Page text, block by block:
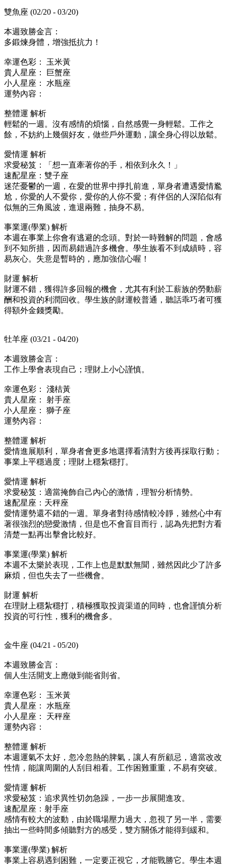
雙魚座 (02/20 - 03/20)
本週致勝金言：
多鍛煉身體，增強抵抗力！
幸運色彩： 玉米黃
貴人星座： 巨蟹座
小人星座： 水瓶座
運勢內容：
整體運 解析
輕鬆的一週。沒有感情的煩惱，自然感覺一身輕鬆。工作之
餘，不妨約上幾個好友，做些戶外運動，讓全身心得以放鬆。
愛情運 解析
求愛秘笈：「想一直牽著你的手，相依到永久！」
速配星座：雙子座
迷茫憂鬱的一週，在愛的世界中掙扎前進，單身者遭遇愛情尷
尬，你愛的人不愛你，愛你的人你不愛；有伴侶的人深陷似有
似無的三角風波，進退兩難，抽身不易。
事業運(學業) 解析
本週在事業上你會有逃避的念頭。對於一時難解的問題，會感
到不知所措，因而易錯過許多機會。學生族看不到成績時，容
易灰心。失意是暫時的，應加強信心喔！
財運 解析
財運不錯，獲得許多回報的機會，尤其有利於工薪族的勞動薪
酬和投資的利潤回收。學生族的財運較普通，聽話乖巧者可獲
得額外金錢獎勵。
牡羊座 (03/21 - 04/20)
本週致勝金言：
工作上學會表現自己；理財上小心謹慎。
幸運色彩： 淺桔黃
貴人星座： 射手座
小人星座： 獅子座
運勢內容：
整體運 解析
愛情進展順利，單身者會更多地選擇看清對方後再採取行動；
事業上平穩過度；理財上穩紮穩打。
愛情運 解析
求愛秘笈：適當掩飾自己內心的激情，理智分析情勢。
速配星座：天秤座
愛情運勢還不錯的一週。單身者對待感情較冷靜，雖然心中有
著很強烈的戀愛激情，但是也不會盲目而行，認為先把對方看
清楚一點再出擊會比較好。
事業運(學業) 解析
本週不太樂於表現，工作上也是默默無聞，雖然因此少了許多
麻煩，但也失去了一些機會。
財運 解析
在理財上穩紮穩打，積極獲取投資渠道的同時，也會謹慎分析
投資的可行性，獲利的機會多。
金牛座 (04/21 - 05/20)
本週致勝金言：
個人生活開支上應做到能省則省。
幸運色彩： 玉米黃
貴人星座： 水瓶座
小人星座： 天秤座
運勢內容：
整體運 解析
本週運氣不太好，忽冷忽熱的脾氣，讓人有所顧忌，適當改改
性情，能讓周圍的人刮目相看。工作困難重重，不易有突破。
愛情運 解析
求愛秘笈：追求異性切勿急躁，一步一步展開進攻。
速配星座：射手座
感情有較大的波動，由於職場壓力過大，忽視了另一半，需要
抽出一些時間多傾聽對方的感受，雙方關係才能得到緩和。
事業運(學業) 解析
事業上容易遇到困難，一定要正視它，才能戰勝它。學生本週